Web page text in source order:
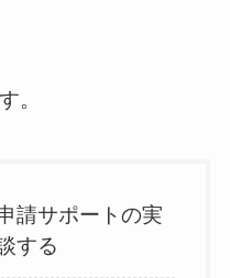
。
請サポートの実
する